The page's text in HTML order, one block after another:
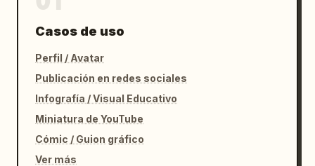
Casos de uso
Perfil / Avatar
Publicación en redes sociales
Infografía / Visual Educativo
Miniatura de YouTube
Cómic / Guion gráfico
Ver más